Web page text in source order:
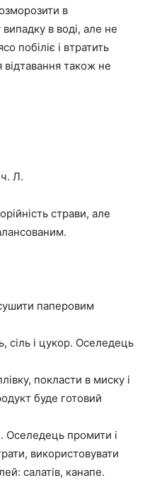
в
в воді, але не
побіліє і втратить
також не
Л.
страви, але
паперовим
сіль і цукор. Оселедець
покласти в миску і
буде готовий
Оселедець промити і
використовувати
салатів, канапе.